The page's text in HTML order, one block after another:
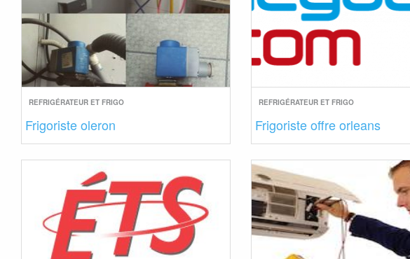
REFRIGÉRATEUR ET FRIGO
Frigoriste oleron
REFRIGÉRATEUR ET FRIGO
Frigoriste offre orleans